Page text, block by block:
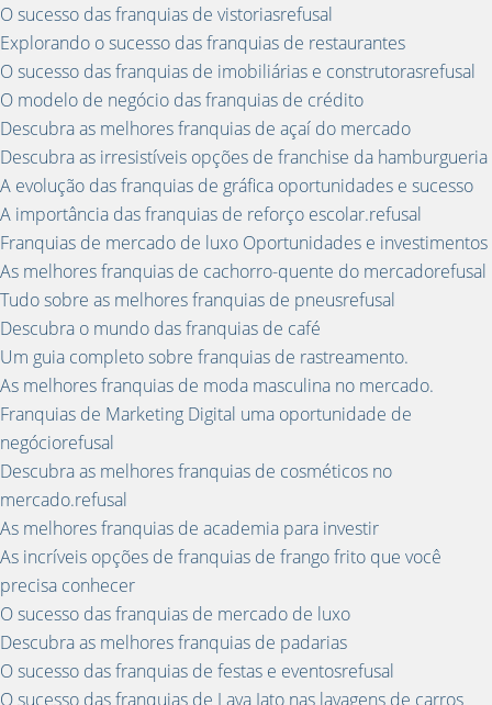
O sucesso das franquias de vistoriasrefusal
Explorando o sucesso das franquias de restaurantes
O sucesso das franquias de imobiliárias e construtorasrefusal
O modelo de negócio das franquias de crédito
Descubra as melhores franquias de açaí do mercado
Descubra as irresistíveis opções de franchise da hamburgueria
A evolução das franquias de gráfica oportunidades e sucesso
A importância das franquias de reforço escolar.refusal
Franquias de mercado de luxo Oportunidades e investimentos
As melhores franquias de cachorro-quente do mercadorefusal
Tudo sobre as melhores franquias de pneusrefusal
Descubra o mundo das franquias de café
Um guia completo sobre franquias de rastreamento.
As melhores franquias de moda masculina no mercado.
Franquias de Marketing Digital uma oportunidade de
negóciorefusal
Descubra as melhores franquias de cosméticos no
mercado.refusal
As melhores franquias de academia para investir
As incríveis opções de franquias de frango frito que você
precisa conhecer
O sucesso das franquias de mercado de luxo
Descubra as melhores franquias de padarias
O sucesso das franquias de festas e eventosrefusal
O sucesso das franquias de Lava Jato nas lavagens de carros